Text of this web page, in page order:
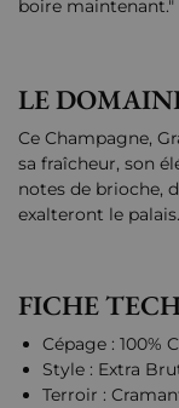
boire maintenant."
LE
Ce Champagne,
sa fraîcheur, son
notes de brioche,
exalteront le palais.
FICHE
Cépage : 100%
Style : Extra
Terroir :